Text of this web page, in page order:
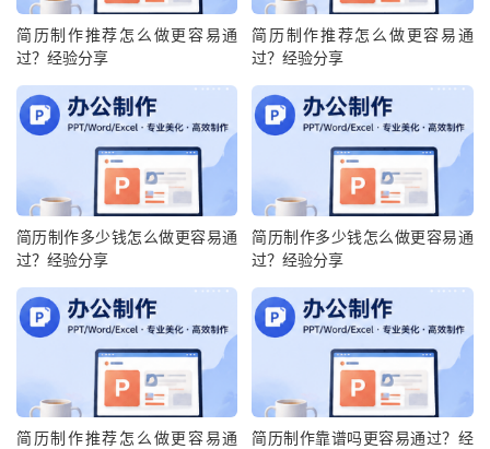
简历制作推荐怎么做更容易通
过？经验分享
简历制作推荐怎么做更容易通
过？经验分享
简历制作多少钱怎么做更容易通
过？经验分享
简历制作多少钱怎么做更容易通
过？经验分享
简历制作推荐怎么做更容易通
简历制作靠谱吗更容易通过？经